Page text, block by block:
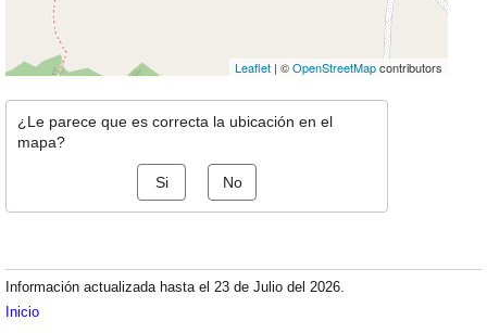
Leaflet | ©OpenStreetMapcontributors
¿Le parece que es correcta la ubicación en el
mapa?
Si No
Información actualizada hasta el 23 de Julio del 2026.
Inicio